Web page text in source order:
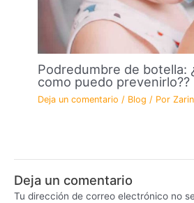
Podredumbre de botella:
como puedo prevenirlo??
Deja un comentario / Blog / Por
Deja un comentario
Tu dirección de correo electrónico no